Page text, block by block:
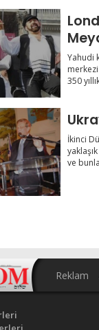
Yahudi
350
İkinci
ve
Reklam